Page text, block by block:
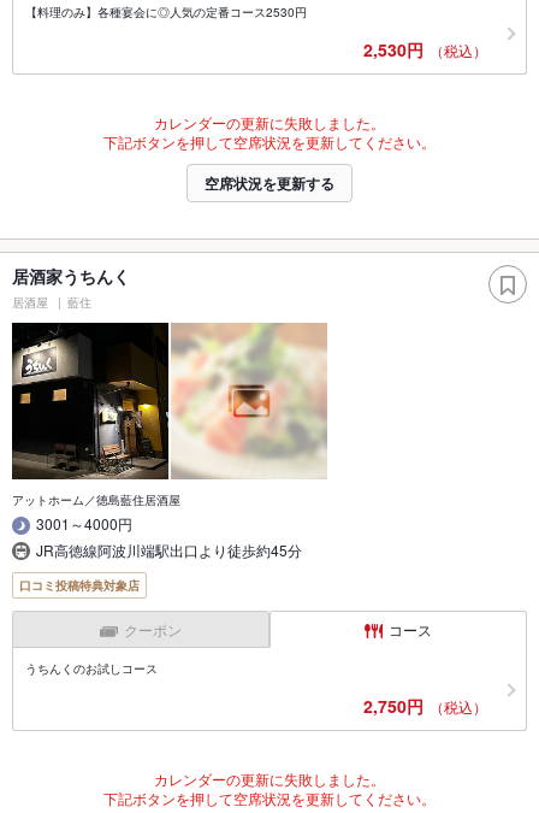
【料理のみ】各種宴会に◎人気の定番コース2530円
2,530円 （税込）
カレンダーの更新に失敗しました。
下記ボタンを押して空席状況を更新してください。
空席状況を更新する
居酒家うちんく
居酒屋 藍住
アットホーム／徳島藍住居酒屋
3001～4000円
JR高徳線阿波川端駅出口より徒歩約45分
口コミ投稿特典対象店
クーポン コース
うちんくのお試しコース
2,750円 （税込）
カレンダーの更新に失敗しました。
下記ボタンを押して空席状況を更新してください。